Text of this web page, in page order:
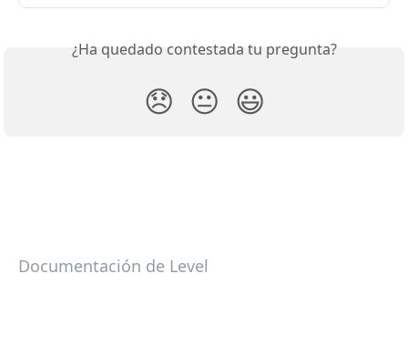
¿Ha quedado contestada tu pregunta?
😞 😐 😃
Documentación de Level